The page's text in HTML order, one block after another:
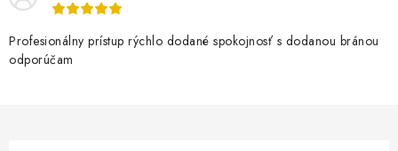
Profesionálny prístup rýchlo dodané spokojnosť s dodanou bránou
odporúčam